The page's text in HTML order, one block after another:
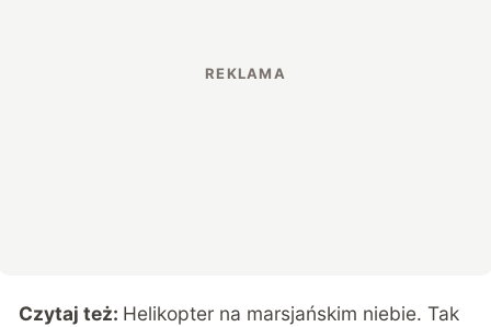
Czytaj też: Helikopter na marsjańskim niebie. Tak